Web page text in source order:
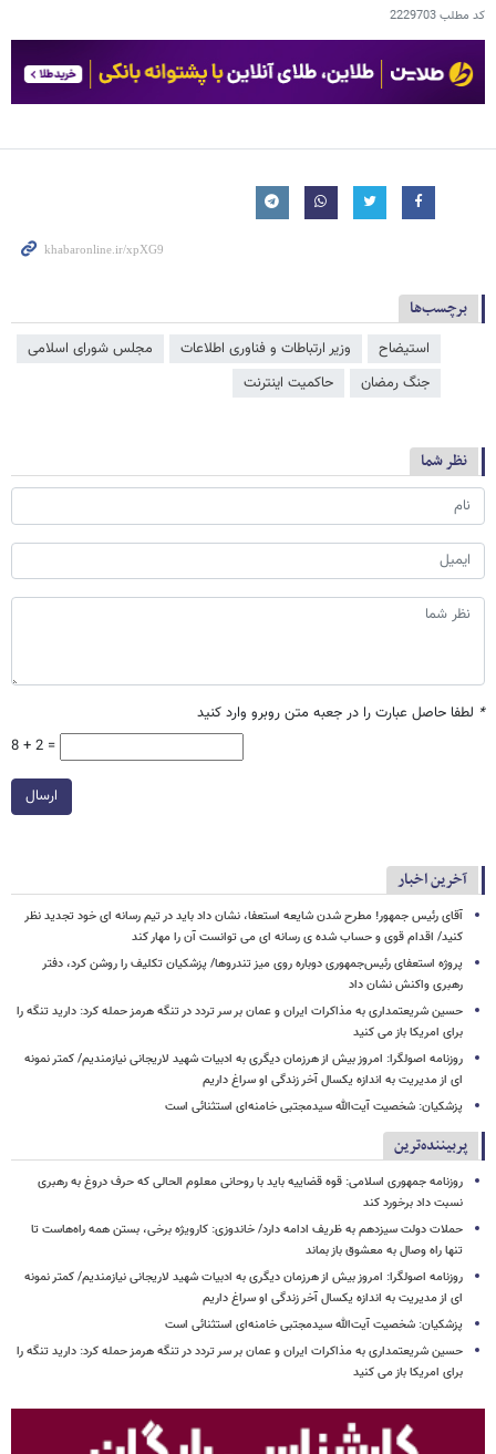
کد مطلب2229703
برچسب‌ها
استیضاح وزیر ارتباطات و فناوری اطلاعات
مجلس شورای اسلامی
جنگ رمضان
حاکمیت اینترنت
نظر شما
* لطفا حاصل عبارت را در جعبه متن روبرو وارد کنید
8 + 2 =
ارسال
آخرین اخبار
آقای رئیس جمهور! مطرح شدن شایعه استعفا، نشان داد باید در تیم رسانه ای خود تجدید نظر
کنید/ اقدام قوی و حساب شده ی رسانه ای می توانست آن را مهار کند
پروژه استعفای رئیس‌جمهوری دوباره روی میز تندروها/ پزشکیان تکلیف را روشن کرد، دفتر
رهبری واکنش نشان داد
حسین شریعتمداری به مذاکرات ایران و عمان بر سر تردد در تنگه هرمز حمله کرد: دارید تنگه را
برای امریکا باز می کنید
روزنامه اصولگرا: امروز بیش از هرزمان دیگری به ادبیات شهید لاریجانی نیازمندیم/ کمتر نمونه
ای از مدیریت به اندازه یکسال آخر زندگی او سراغ داریم
پزشکیان: شخصیت آیت‌الله سیدمجتبی خامنه‌ای استثنائی است
پربیننده‌ترین
روزنامه جمهوری اسلامی: قوه قضاییه باید با روحانی معلوم الحالی که حرف دروغ به رهبری
نسبت داد برخورد کند
حملات دولت سیزدهم به ظریف ادامه دارد/ خاندوزی: کارویژه برخی، بستن همه راه‌هاست تا
تنها راه وصال به معشوق باز بماند
روزنامه اصولگرا: امروز بیش از هرزمان دیگری به ادبیات شهید لاریجانی نیازمندیم/ کمتر نمونه
ای از مدیریت به اندازه یکسال آخر زندگی او سراغ داریم
پزشکیان: شخصیت آیت‌الله سیدمجتبی خامنه‌ای استثنائی است
حسین شریعتمداری به مذاکرات ایران و عمان بر سر تردد در تنگه هرمز حمله کرد: دارید تنگه را
برای امریکا باز می کنید